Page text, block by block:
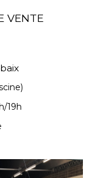
VENTE
19h